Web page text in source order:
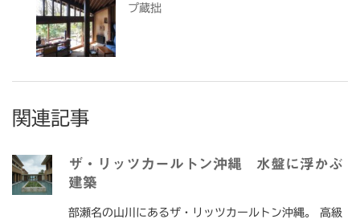
プ蔵拙
関連記事
ザ・リッツカールトン沖縄 水盤に浮かぶ
建築
部瀬名の山川にあるザ・リッツカールトン沖縄。 高級